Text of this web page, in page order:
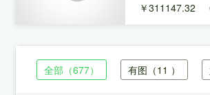
￥311147.32
全部 （677） 有图 （11 ）